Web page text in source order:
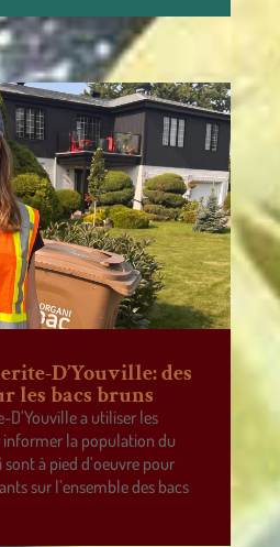
D’Youville: des
les bacs bruns
D’Youville a utiliser les
informer la population du
sont à pied d’oeuvre pour
sur l’ensemble des bacs